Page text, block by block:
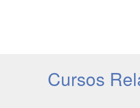
Cursos